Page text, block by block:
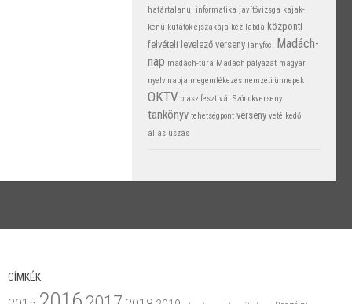
határtalanul informatika javítóvizsga kajak-
kenu kutatók éjszakája kézilabda központi
felvételi levelező verseny lányfoci Madách-
nap madách-túra Madách pályázat magyar
nyelv napja megemlékezés nemzeti ünnepek
OKTV olasz fesztivál Szónokverseny
tankönyv tehetségpont verseny vetélkedő
állás úszás
CÍMKÉK